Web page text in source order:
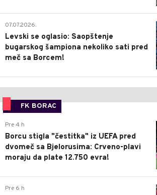
07.07.2026.
Levski se oglasio: Saopštenje
bugarskog šampiona nekoliko sati pred
meč sa Borcem!
FK BORAC
Pre 4 h
Borcu stigla "čestitka" iz UEFA pred
dvomeč sa Bjelorusima: Crveno-plavi
moraju da plate 12.750 evra!
Pre 6 h